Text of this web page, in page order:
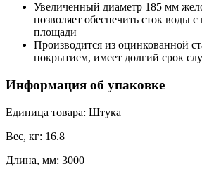
Увеличенный диаметр 185 мм
позволяет обеспечить сток воды
площади
Производится из оцинкованной
покрытием, имеет долгий срок
Информация об упаковке
Единица товара: Штука
Вес, кг: 16.8
Длина, мм: 3000